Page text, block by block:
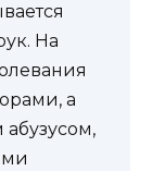
На
а